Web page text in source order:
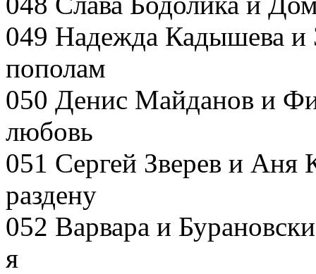
049 Надежда Кадышева и
пополам
050 Денис Майданов и
любовь
051 Сергей Зверев и Аня
раздену
052 Варвара и
я